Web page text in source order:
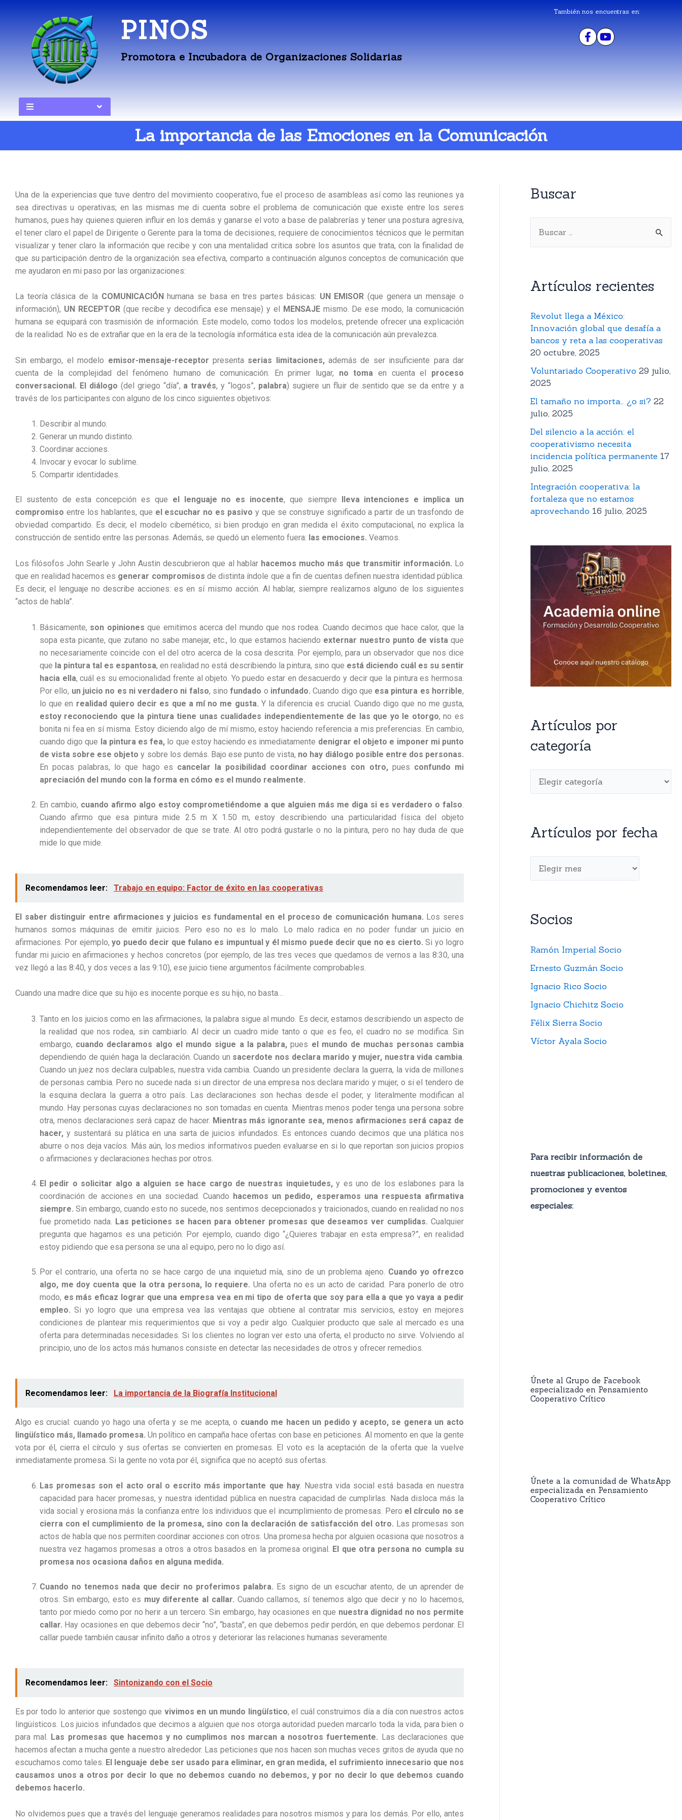
PINOS
Promotora e Incubadora de Organizaciones Solidarias
También nos encuentras en:
La importancia de las Emociones en la Comunicación
Una de la experiencias que tuve dentro del movimiento cooperativo, fue el proceso de asambleas así como las reuniones ya
sea directivas u operativas; en las mismas me di cuenta sobre el problema de comunicación que existe entre los seres
humanos, pues hay quienes quieren influir en los demás y ganarse el voto a base de palabrerías y tener una postura agresiva,
el tener claro el papel de Dirigente o Gerente para la toma de decisiones, requiere de conocimientos técnicos que le permitan
visualizar y tener claro la información que recibe y con una mentalidad critica sobre los asuntos que trata, con la finalidad de
que su participación dentro de la organización sea efectiva, comparto a continuación algunos conceptos de comunicación que
me ayudaron en mi paso por las organizaciones:
La teoría clásica de laCOMUNICACIÓN humana se basa en tres partes básicas: UN EMISOR(que genera un mensaje o
información), UN RECEPTOR (que recibe y decodifica ese mensaje) y el MENSAJE mismo. De ese modo, la comunicación
humana se equipará con trasmisión de información. Este modelo, como todos los modelos, pretende ofrecer una explicación
de la realidad. No es de extrañar que en la era de la tecnología informática esta idea de la comunicación aún prevalezca.
Sin embargo, el modelo emisor-mensaje-receptor presenta serias limitaciones,además de ser insuficiente para dar
cuenta de la complejidad del fenómeno humano de comunicación. En primer lugar, no tomaen cuenta el proceso
conversacional. El diálogo (del griego “día”, a través, y “logos”, palabra) sugiere un fluir de sentido que se da entre y a
través de los participantes con alguno de los cinco siguientes objetivos:
Describir al mundo.
Generar un mundo distinto.
Coordinar acciones.
Invocar y evocar lo sublime.
Compartir identidades.
El sustento de esta concepción es que el lenguaje no es inocente, que siempre
lleva intenciones e implica un
compromiso entre los hablantes, que el escuchar no es pasivo y que se construye significado a partir de un trasfondo de
obviedad compartido. Es decir, el modelo cibernético, si bien produjo en gran medida el éxito computacional, no explica la
construcción de sentido entre las personas. Además, se quedó un elemento fuera: las emociones. Veamos.
Los filósofos John Searle y John Austin descubrieron que al hablar hacemos mucho más que transmitir información. Lo
que en realidad hacemos es generar compromisos de distinta índole que a fin de cuentas definen nuestra identidad pública.
Es decir, el lenguaje no describe acciones: es en sí mismo acción. Al hablar, siempre realizamos alguno de los siguientes
“actos de habla”.
Básicamente, son opiniones que emitimos acerca del mundo que nos rodea. Cuando decimos que hace calor, que la
sopa esta picante, que zutano no sabe manejar, etc., lo que estamos haciendo externar nuestro punto de vista que
no necesariamente coincide con el del otro acerca de la cosa descrita. Por ejemplo, para un observador que nos dice
que la pintura tal es espantosa, en realidad no está describiendo la pintura, sino que está diciendo cuál es su sentir
hacia ella, cuál es su emocionalidad frente al objeto. Yo puedo estar en desacuerdo y decir que la pintura es hermosa.
Por ello, un juicio no es ni verdadero ni falso, sinofundado o infundado. Cuando digo que esa pintura es horrible,
lo que en realidad quiero decir es que a mí no me gusta. Y la diferencia es crucial. Cuando digo que no me gusta,
estoy reconociendo que la pintura tiene unas cualidades independientemente de las que yo le otorgo, no es
bonita ni fea en sí misma. Estoy diciendo algo de mí mismo, estoy haciendo referencia a mis preferencias. En cambio,
cuando digo que la pintura es fea, lo que estoy haciendo es inmediatamente denigrar el objeto e imponer mi punto
de vista sobre ese objeto y sobre los demás. Bajo ese punto de vista, no hay diálogo posible entre dos personas.
En pocas palabras, lo que hago es cancelar la posibilidad coordinar acciones con otro,pues confundo mi
apreciación del mundo con la forma en cómo es el mundo realmente.
En cambio, cuando afirmo algo estoy comprometiéndome a que alguien más me diga si es verdadero o falso
Cuando afirmo que esa pintura mide 2.5 m X 1.50 m, estoy describiendo una particularidad física del objeto
independientemente del observador de que se trate. Al otro podrá gustarle o no la pintura, pero no hay duda de que
mide lo que mide.
Recomendamos leer: Trabajo en equipo: Factor de éxito en las cooperativas
El saber distinguir entre afirmaciones y juicios es fundamental en el proceso de comunicación humana. Los seres
humanos somos máquinas de emitir juicios. Pero eso no es lo malo. Lo malo radica en no poder fundar un juicio en
afirmaciones. Por ejemplo,yo puedo decir que fulano es impuntual y él mismo puede decir que no es cierto. Si yo logro
fundar mi juicio en afirmaciones y hechos concretos (por ejemplo, de las tres veces que quedamos de vernos a las 8:30, una
vez llegó a las 8:40, y dos veces a las 9:10), ese juicio tiene argumentos fácilmente comprobables.
Cuando una madre dice que su hijo es inocente porque es su hijo, no basta…
Tanto en los juicios como en las afirmaciones, la palabra sigue al mundo. Es decir, estamos describiendo un aspecto de
la realidad que nos rodea, sin cambiarlo. Al decir un cuadro mide tanto o que es feo, el cuadro no se modifica. Sin
embargo, cuando declaramos algo el mundo sigue a la palabra, pues el mundo de muchas personas cambia
dependiendo de quién haga la declaración. Cuando un sacerdote nos declara marido y mujer, nuestra vida cambia
Cuando un juez nos declara culpables, nuestra vida cambia. Cuando un presidente declara la guerra, la vida de millones
de personas cambia. Pero no sucede nada si un director de una empresa nos declara marido y mujer, o si el tendero de
la esquina declara la guerra a otro país. Las declaraciones son hechas desde el poder, y literalmente modifican al
mundo. Hay personas cuyas declaraciones no son tomadas en cuenta. Mientras menos poder tenga una persona sobre
otra, menos declaraciones será capaz de hacer. Mientras más ignorante sea, menos afirmaciones será capaz de
hacer, y sustentará su plática en una sarta de juicios infundados. Es entonces cuando decimos que una plática nos
aburre o nos deja vacíos. Más aún, los medios informativos pueden evaluarse en si lo que reportan son juicios propios
o afirmaciones y declaraciones hechas por otros.
El pedir o solicitar algo a alguien se hace cargo de nuestras inquietudes,y es uno de los eslabones para la
coordinación de acciones en una sociedad. Cuando hacemos un pedido, esperamos una respuesta afirmativa
siempre.Sin embargo, cuando esto no sucede, nos sentimos decepcionados y traicionados, cuando en realidad no nos
fue prometido nada. Las peticiones se hacen para obtener promesas que deseamos ver cumplidas. Cualquier
pregunta que hagamos es una petición. Por ejemplo, cuando digo “¿Quieres trabajar en esta empresa?”, en realidad
estoy pidiendo que esa persona se una al equipo, pero no lo digo así.
Por el contrario, una oferta no se hace cargo de una inquietud mía, sino de un problema ajeno. Cuando yo ofrezco
algo, me doy cuenta que la otra persona, lo requiere.Una oferta no es un acto de caridad. Para ponerlo de otro
modo, es más eficaz lograr que una empresa vea en mi tipo de oferta que soy para ella a que yo vaya a pedir
empleo.Si yo logro que una empresa vea las ventajas que obtiene al contratar mis servicios, estoy en mejores
condiciones de plantear mis requerimientos que si voy a pedir algo. Cualquier producto que sale al mercado es una
oferta para determinadas necesidades. Si los clientes no logran ver esto una oferta, el producto no sirve. Volviendo al
principio, uno de los actos más humanos consiste en detectar las necesidades de otros y ofrecer remedios.
Recomendamos leer: La importancia de la Biografía Institucional
Algo es crucial: cuando yo hago una oferta y se me acepta, o cuando me hacen un pedido y acepto, se genera un acto
lingüístico más, llamado promesa. Un político en campaña hace ofertas con base en peticiones. Al momento en que la gente
vota por él, cierra el círculo y sus ofertas se convierten en promesas. El voto es la aceptación de la oferta que la vuelve
inmediatamente promesa. Si la gente no vota por él, significa que no aceptó sus ofertas.
Las promesas son el acto oral o escrito más importante que hay. Nuestra vida social está basada en nuestra
capacidad para hacer promesas, y nuestra identidad pública en nuestra capacidad de cumplirlas. Nada disloca más la
vida social y erosiona más la confianza entre los individuos que el incumplimiento de promesas. Pero el círculo no se
cierra con el cumplimiento de la promesa, sino con la declaración de satisfacción del otro. Las promesas son
actos de habla que nos permiten coordinar acciones con otros. Una promesa hecha por alguien ocasiona que nosotros a
nuestra vez hagamos promesas a otros a otros basados en la promesa original. El que otra persona no cumpla su
promesa nos ocasiona daños en alguna medida.
Cuando no tenemos nada que decir no proferimos palabra. Es signo de un escuchar atento, de un aprender de
otros. Sin embargo, esto es muy diferente al callar. Cuando callamos, sí tenemos algo que decir y no lo hacemos,
tanto por miedo como por no herir a un tercero. Sin embargo, hay ocasiones en que nuestra dignidad no nos permite
callar. Hay ocasiones en que debemos decir “no”, “basta”, en que debemos pedir perdón, en que debemos perdonar. El
callar puede también causar infinito daño a otros y deteriorar las relaciones humanas severamente.
Recomendamos leer: Sintonizando con el Socio
Es por todo lo anterior que sostengo que vivimos en un mundo lingüístico, el cuál construimos día a día con nuestros actos
lingüísticos. Los juicios infundados que decimos a alguien que nos otorga autoridad pueden marcarlo toda la vida, para bien o
para mal. Las promesas que hacemos y no cumplimos nos marcan a nosotros fuertemente. Las declaraciones que
hacemos afectan a mucha gente a nuestro alrededor. Las peticiones que nos hacen son muchas veces gritos de ayuda que no
escuchamos como tales. El lenguaje debe ser usado para eliminar, en gran medida, el sufrimiento innecesario que nos
causamos unos a otros por decir lo que no debemos cuando no debemos, y por no decir lo que debemos cuando
debemos hacerlo.
No olvidemos pues que a través del lenguaje generamos realidades para nosotros mismos y para los demás. Por ello, antes
Buscar
Artículos recientes
Revolut llega a México:
Innovación global que desafía a
bancos y reta a las cooperativas
20 octubre, 2025
Voluntariado Cooperativo 29 julio,
2025
El tamaño no importa… ¿o si? 22
julio, 2025
Del silencio a la acción: el
cooperativismo necesita
incidencia política permanente 17
julio, 2025
Integración cooperativa: la
fortaleza que no estamos
aprovechando 16 julio, 2025
Artículos por
categoría
Artículos por fecha
Socios
Ramón Imperial Socio
Ernesto Guzmán Socio
Ignacio Rico Socio
Ignacio Chichitz Socio
Félix Sierra Socio
Víctor Ayala Socio
Para recibir información de
nuestras publicaciones, boletines,
promociones y eventos
especiales:
Únete al Grupo de Facebook
especializado en Pensamiento
Cooperativo Crítico
Únete a la comunidad de WhatsApp
especializada en Pensamiento
Cooperativo Crítico